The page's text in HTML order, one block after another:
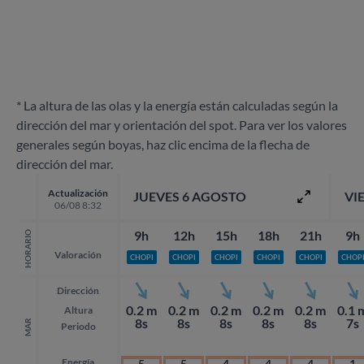
* La altura de las olas y la energía están calculadas según la
dirección del mar y orientación del spot. Para ver los valores
generales según boyas, haz clic encima de la flecha de
dirección del mar.
Actualización
06/08 8:32
HORARIO Valoración
MAR
Dirección
Altura
Periodo
JUEVES 6 AGOSTO
9h
CHOPI
0.2 m
8s
12h
CHOPI
0.2 m
8s
15h
CHOPI
0.2 m
8s
18h
CHOPI
0.2 m
8s
21h
CHOPI
0.2 m
8s
9h
CHOPI
0.1
7s